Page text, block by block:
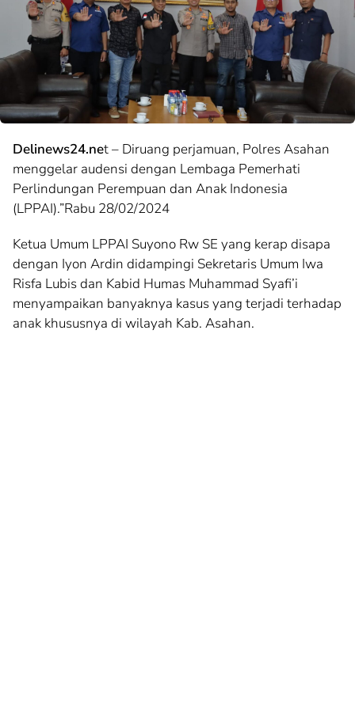
Delinews24.net – Diruang perjamuan, Polres Asahan
menggelar audensi dengan Lembaga Pemerhati
Perlindungan Perempuan dan Anak Indonesia
(LPPAI).”Rabu 28/02/2024
Ketua Umum LPPAI Suyono Rw SE yang kerap disapa
dengan Iyon Ardin didampingi Sekretaris Umum Iwa
Risfa Lubis dan Kabid Humas Muhammad Syafi’i
menyampaikan banyaknya kasus yang terjadi terhadap
anak khususnya di wilayah Kab. Asahan.